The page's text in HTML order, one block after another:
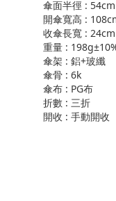
傘面半徑 : 54cm
開傘寬高 :
收傘長寬 : 24cm
重量 :
傘架 : 鋁+玻纖
傘骨 : 6k
傘布 : PG布
折數 : 三折
開收 : 手動開收